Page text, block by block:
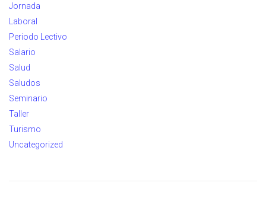
Jornada
Laboral
Periodo Lectivo
Salario
Salud
Saludos
Seminario
Taller
Turismo
Uncategorized